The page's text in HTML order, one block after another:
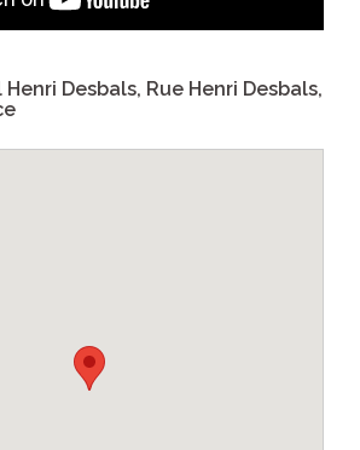
Desbals, Rue Henri Desbals,